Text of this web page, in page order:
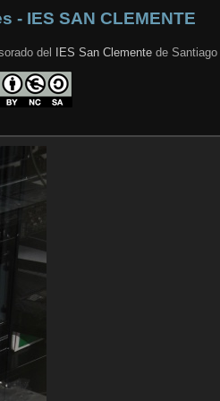
- IES SAN CLEMENTE
del IES San Clementede Santiago